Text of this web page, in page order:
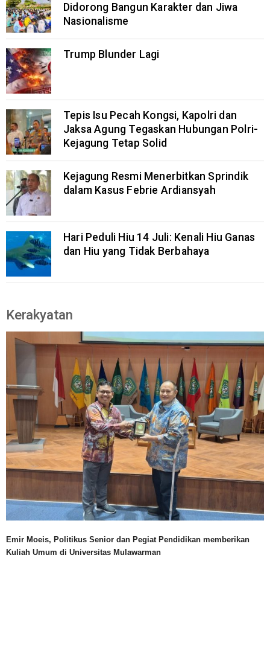
Didorong Bangun Karakter dan Jiwa
Nasionalisme
Trump Blunder Lagi
Tepis Isu Pecah Kongsi, Kapolri dan
Jaksa Agung Tegaskan Hubungan Polri-
Kejagung Tetap Solid
Kejagung Resmi Menerbitkan Sprindik
dalam Kasus Febrie Ardiansyah
Hari Peduli Hiu 14 Juli: Kenali Hiu Ganas
dan Hiu yang Tidak Berbahaya
Kerakyatan
Emir Moeis, Politikus Senior dan Pegiat Pendidikan memberikan
Kuliah Umum di Universitas Mulawarman